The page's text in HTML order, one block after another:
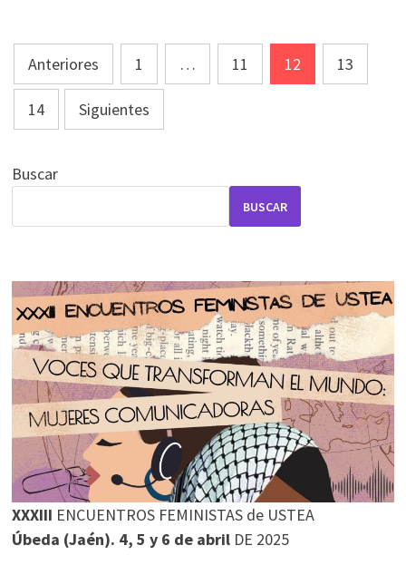
POR
SER
DOCENTE
INTERINA
VÍCTIMA
DE
Paginación
de
entradas
Anteriores 1 … 11 12 13
14 Siguientes
Buscar
BUSCAR
XXXIII ENCUENTROS FEMINISTAS de USTEA
Úbeda (Jaén). 4, 5 y 6 de abrilDE 2025